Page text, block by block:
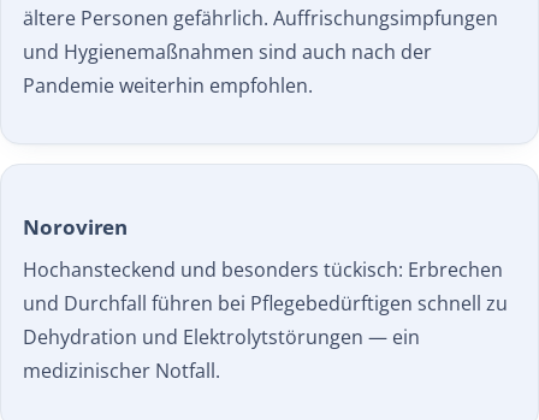
ältere Personen gefährlich. Auffrischungsimpfungen
und Hygienemaßnahmen sind auch nach der
Pandemie weiterhin empfohlen.
Noroviren
Hochansteckend und besonders tückisch: Erbrechen
und Durchfall führen bei Pflegebedürftigen schnell zu
Dehydration und Elektrolytstörungen — ein
medizinischer Notfall.